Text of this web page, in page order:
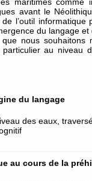
avant le
l’outil informatique
du langage et
nous
au niveau
du langage
des eaux,
au cours de la